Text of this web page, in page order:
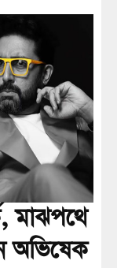
মাঝপথে
অভিষেক